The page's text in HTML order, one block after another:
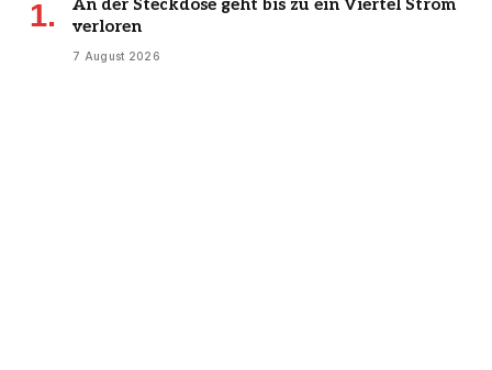
An der Steckdose geht bis zu ein Viertel Strom
verloren
7 August 2026